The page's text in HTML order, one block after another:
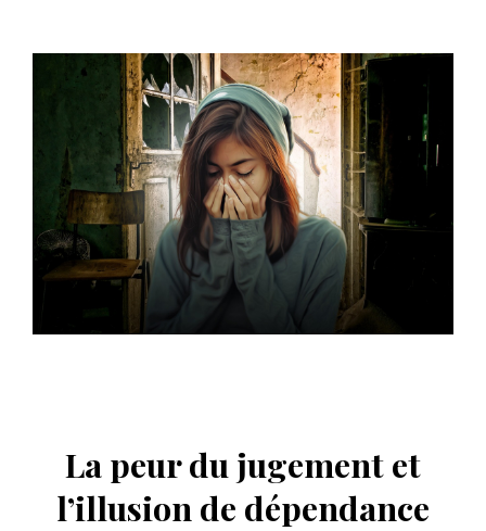
La peur du jugement et
l’illusion de dépendance